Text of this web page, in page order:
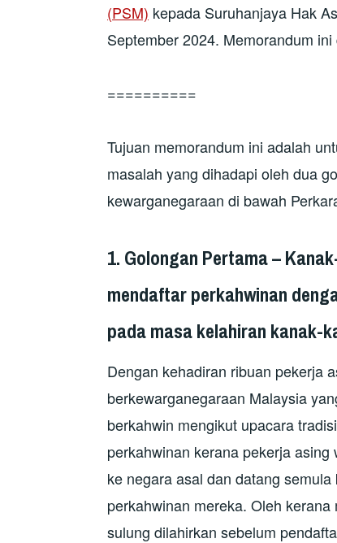
(PSM) kepada Suruhanjaya Hak
September 2024. Memorandum
==========
Tujuan memorandum ini adalah
masalah yang dihadapi oleh dua
kewarganegaraan di bawah
1. Golongan Pertama –
mendaftar perkahwinan
pada masa kelahiran kanak-
Dengan kehadiran ribuan pekerja
berkewarganegaraan Malaysia
berkahwin mengikut upacara
perkahwinan kerana pekerja
ke negara asal dan datang
perkahwinan mereka. Oleh
sulung dilahirkan sebelum